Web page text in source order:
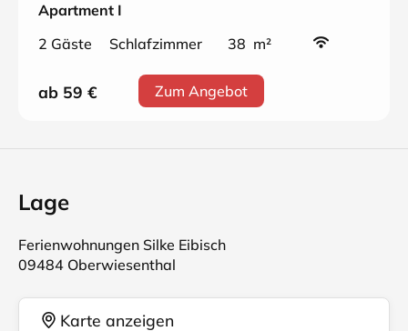
Apartment I
2 Gäste
Schlafzimmer 38 m²
ab 59 € Zum Angebot
Lage
Ferienwohnungen Silke Eibisch
09484 Oberwiesenthal
Karte anzeigen